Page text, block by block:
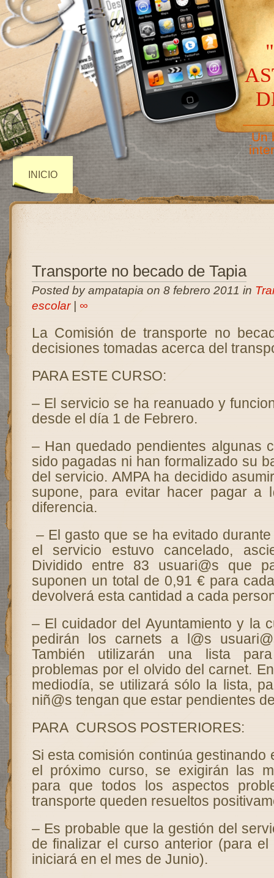
Un
INICIO
Transporte no becado de Tapia
Posted by ampatapia on 8 febrero 2011 in
escolar| ∞
La Comisión de transporte no
decisiones tomadas acerca del
PARA ESTE CURSO:
– El servicio se ha reanuado y
desde el día 1 de Febrero.
– Han quedado pendientes algunas
sido pagadas ni han formalizado su
del servicio. AMPA ha decidido
supone, para evitar hacer pagar a
diferencia.
– El gasto que se ha evitado
el servicio estuvo cancelado,
Dividido entre 83 usuari@s que
suponen un total de 0,91 € para
devolverá esta cantidad a cada
– El cuidador del Ayuntamiento y la
pedirán los carnets a l@s
También utilizarán una lista
problemas por el olvido del carnet.
mediodía, se utilizará sólo la lista,
niñ@s tengan que estar pendientes
PARA CURSOS POSTERIORES:
Si esta comisión continúa gestinando
el próximo curso, se exigirán las
para que todos los aspectos
transporte queden resueltos
– Es probable que la gestión del
de finalizar el curso anterior (para
iniciará en el mes de Junio).